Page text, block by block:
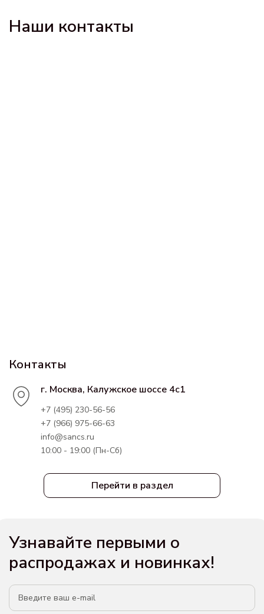
Наши контакты
Перейти в раздел
Контакты
г. Москва, Калужское шоссе 4с1
+7 (495) 230-56-56
+7 (966) 975-66-63
info@sancs.ru
10:00 - 19:00 (Пн-Сб)
Узнавайте первыми о
распродажах и новинках!